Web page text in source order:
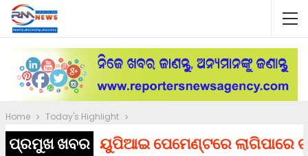
Home Today's Highlight
ପ୍ରମୁଖ ଖବରୟୁପିଆଇ ପେମେଣ୍ଟରେ ଲାଗିପାରେ ଚାର୍ଜ,